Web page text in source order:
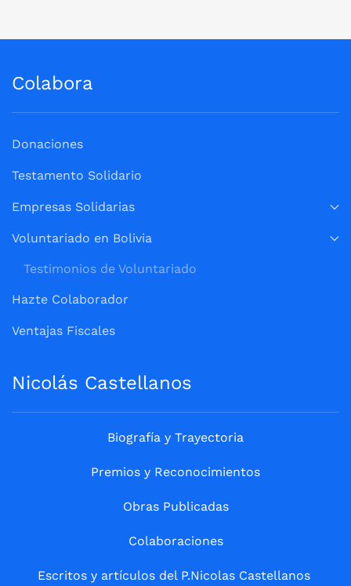
Colabora
Donaciones
Testamento Solidario
Empresas Solidarias
Voluntariado en Bolivia
Testimonios de Voluntariado
Hazte Colaborador
Ventajas Fiscales
Nicolás Castellanos
Biografía y Trayectoria
Premios y Reconocimientos
Obras Publicadas
Colaboraciones
Escritos y artículos del P.Nicolas Castellanos